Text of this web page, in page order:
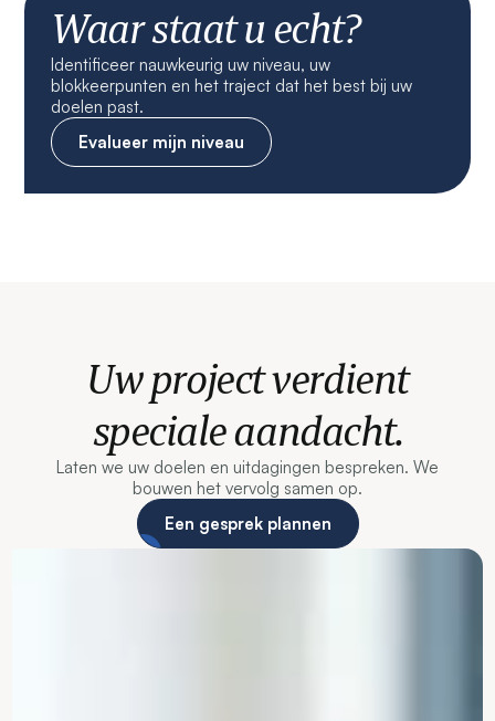
Waar staat u echt?
Identificeer nauwkeurig uw niveau, uw
blokkeerpunten en het traject dat het best bij uw
doelen past.
Evalueer mijn niveau
Uw project verdient
speciale aandacht.
Laten we uw doelen en uitdagingen bespreken. We
bouwen het vervolg samen op.
Een gesprek plannen